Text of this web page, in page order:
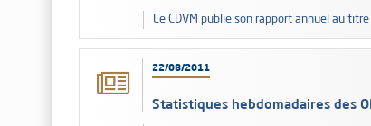
Le CDVM publie son rapport annuel au
22/08/2011
Statistiques hebdomadaires des